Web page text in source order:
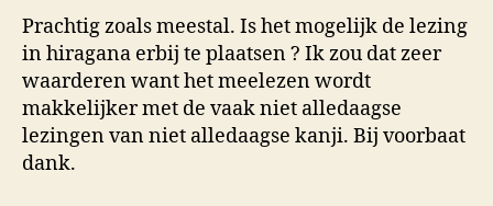
Prachtig zoals meestal. Is het mogelijk de lezing
in hiragana erbij te plaatsen ? Ik zou dat zeer
waarderen want het meelezen wordt
makkelijker met de vaak niet alledaagse
lezingen van niet alledaagse kanji. Bij voorbaat
dank.